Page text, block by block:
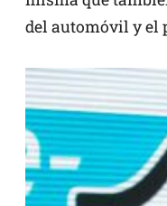
del automóvil y el